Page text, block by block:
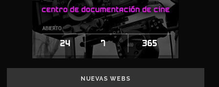
NUEVAS WEBS